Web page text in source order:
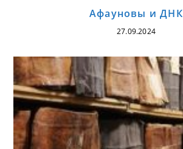
Афауновы и ДНК
27.09.2024